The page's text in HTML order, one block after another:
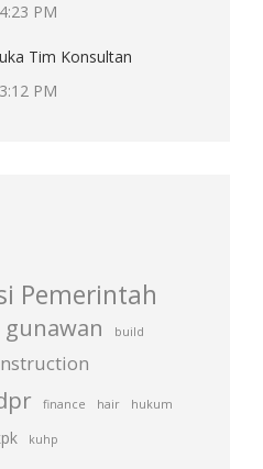
PM
Tim Konsultan
PM
Pemerintah
build
finance hair hukum
kuhp